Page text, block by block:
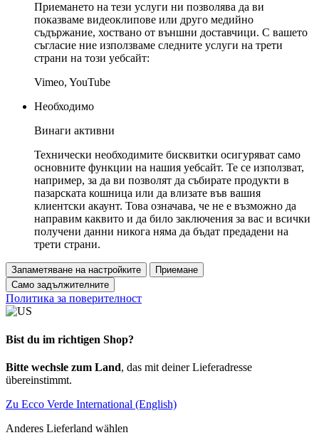
Приемането на тези услуги ни позволява да ви
показваме видеоклипове или друго медийно
съдържание, хоствано от външни доставчици. С вашето
съгласие ние използваме следните услуги на трети
страни на този уебсайт:
Vimeo, YouTube
Необходимо
Винаги активни
Технически необходимите бисквитки осигуряват само
основните функции на нашия уебсайт. Те се използват,
например, за да ви позволят да събирате продукти в
пазарската кошница или да влизате във вашия
клиентски акаунт. Това означава, че не е възможно да
направим каквито и да било заключения за вас и всички
получени данни никога няма да бъдат предадени на
трети страни.
Запаметяване на настройките
Приемане
Само задължителните
Политика за поверителност
Bist du im richtigen Shop?
Bitte wechsle zum Land, das mit deiner Lieferadresse
übereinstimmt.
Zu Ecco Verde International (English)
Anderes Lieferland wählen